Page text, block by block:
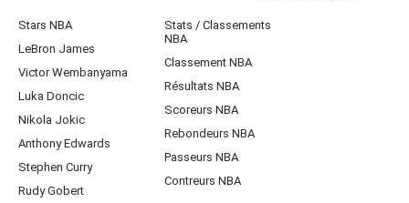
Stars NBA
LeBron James
Victor Wembanyama
Luka Doncic
Nikola Jokic
Anthony Edwards
Stephen Curry
Rudy Gobert
Stats / Classements
NBA
Classement NBA
Résultats NBA
Scoreurs NBA
Rebondeurs NBA
Passeurs NBA
Contreurs NBA